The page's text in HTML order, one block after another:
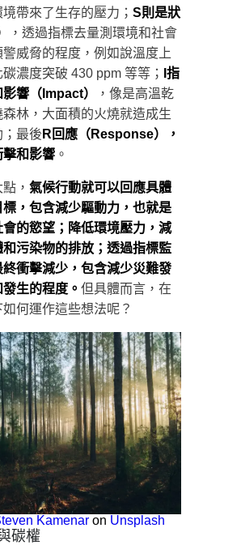
帶來了生存的壓力； S則是狀
，透過指標去量測環境和社會
威脅的程度，例如說溫度上
濃度突破 430 ppm 等等； I指
響（Impact）
，像是高溫乾
林，大面積的火燒就造成生
；最後 R回應（Response），
擊和影響 。
， 氣候行動就可以回應具體
標，包含減少驅動力，也就是
會的慾望；降低環境壓力，減
污染物的排放；透過指標監
衝擊減少，包含減少災難發
生的程度。 但具體而言，在
何運作這些想法呢？
Kamenar on Unsplash
碳權